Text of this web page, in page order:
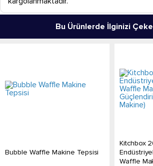
Bu Ürünlerde İlginizi
Bubble Waffle Makine Tepsisi
Kitchbox
Waffle